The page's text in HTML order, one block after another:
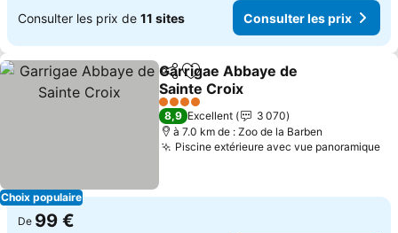
Consulter les prix de 11 sites Consulter les prix
Choix populaire
PartagerAjouter à mes favoris
Garrigae Abbaye de
Sainte Croix
Consulter les prix
4 Étoiles
8,9 Excellent
3 070
à 7.0 km de : Zoo de la Barben
Piscine extérieure avec vue panoramique
De 99 €